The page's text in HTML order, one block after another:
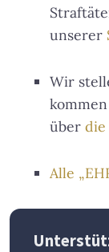
unserer
Wir
über die
Alle